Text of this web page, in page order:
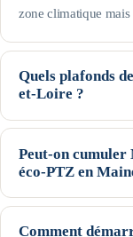
zone climatique mais
Quels plafonds
et-Loire ?
Le département est
profil Bleu (très
référence, le Jaune
au-delà, profil Rose.
Peut-on
éco-PTZ en
Oui, ces trois
projet, sous
Comment